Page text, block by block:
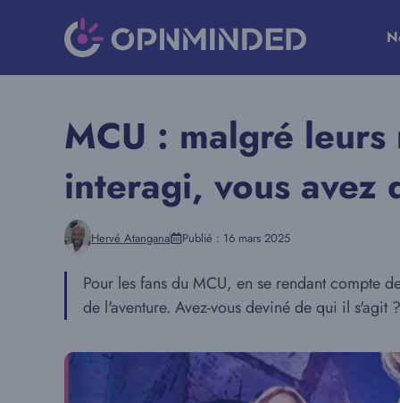
MCU : malgré leurs
interagi, vous avez
Hervé Atangana Publié : 16 mars 2025
Pour les fans du MCU, en se rendant compte
de l'aventure. Avez-vous deviné de qui il s'agit ?